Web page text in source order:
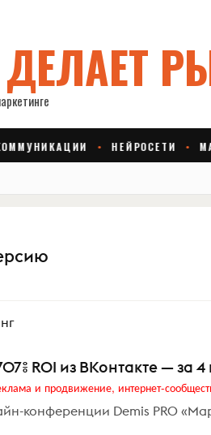
ROI из ВКонтакте — за
конференции Demis PRO